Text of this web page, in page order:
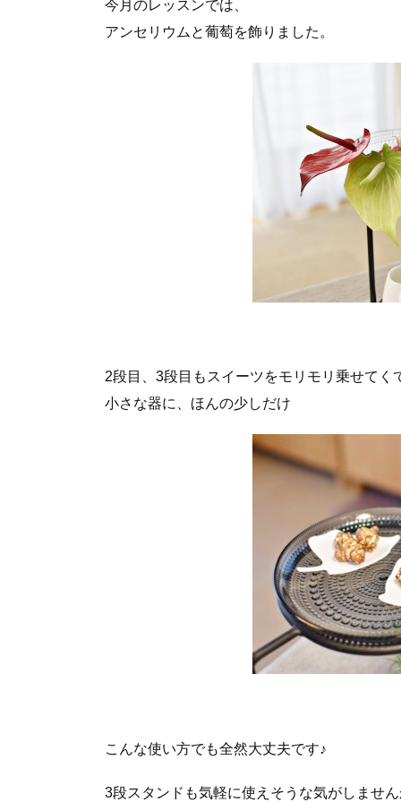
今月のレッスンでは、
アンセリウムと葡萄を飾りました。
2段目、3段目もスイーツをモリモリ乗せてく
小さな器に、ほんの少しだけ
こんな使い方でも全然大丈夫です♪
3段スタンドも気軽に使えそうな気がしませ